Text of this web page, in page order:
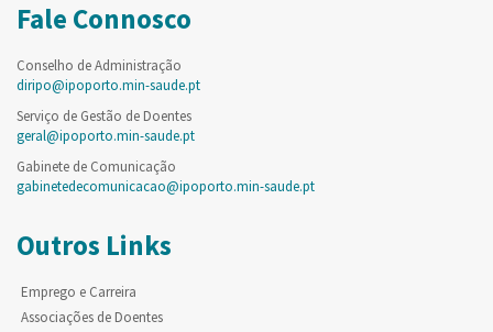
Fale Connosco
Conselho de Administração
diripo@ipoporto.min-saude.pt
Serviço de Gestão de Doentes
geral@ipoporto.min-saude.pt
Gabinete de Comunicação
gabinetedecomunicacao@ipoporto.min-saude.pt
Outros Links
Emprego e Carreira
Associações de Doentes